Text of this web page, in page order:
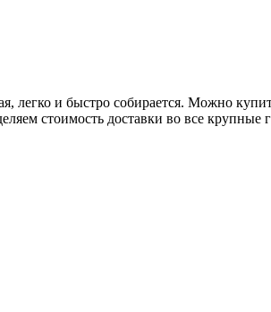
легко и быстро собирается. Можно
стоимость доставки во все крупные